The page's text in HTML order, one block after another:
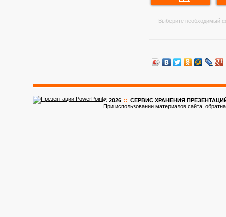
Выберите необходимый
© 2026 :: CЕРВИС ХРАНЕНИЯ ПРЕЗЕНТАЦИЙ
При использовании материалов сайта,